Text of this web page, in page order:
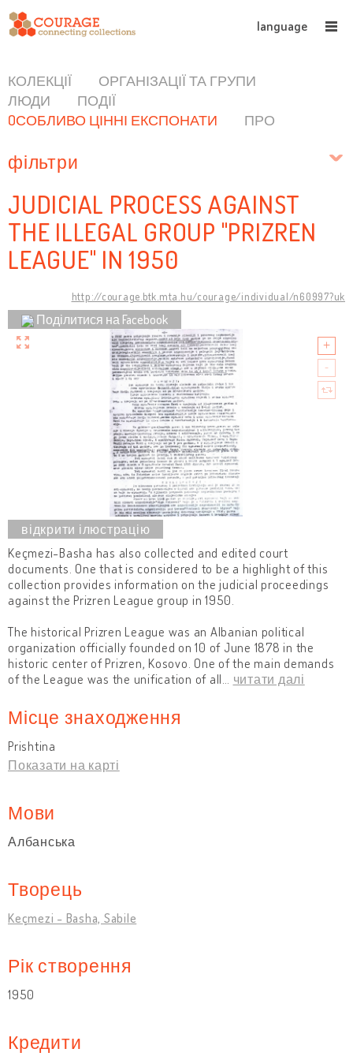
language
КОЛЕКЦІЇ
ОРГАНІЗАЦІЇ ТА ГРУПИ
ЛЮДИ
ПОДІЇ
OСОБЛИВО ЦІННІ ЕКСПОНАТИ
ПРО
фільтри
JUDICIAL PROCESS AGAINST
THE ILLEGAL GROUP "PRIZREN
LEAGUE" IN 1950
http://courage.btk.mta.hu/courage/individual/n60997?uk
Поділитися на Facebook
Keçmezi-Basha has also collected and edited court
documents. One that is considered to be a highlight of this
collection provides information on the judicial proceedings
against the Prizren League group in 1950.
The historical Prizren League was an Albanian political
organization officially founded on 10 of June 1878 in the
historic center of Prizren, Kosovo. One of the main demands
of the League was the unification of all
читати далі
Місце знаходження
Prishtina
Показати на карті
Мови
Албанська
Творець
Keçmezi - Basha, Sabile
Рік створення
1950
Кредити